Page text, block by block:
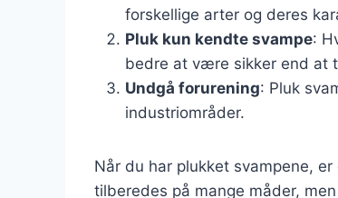
forskellige arter og deres
Pluk kun kendte svampe:
bedre at være sikker end at
Undgå forurening: Pluk
industriområder.
Når du har plukket svampene,
tilberedes på mange måder,